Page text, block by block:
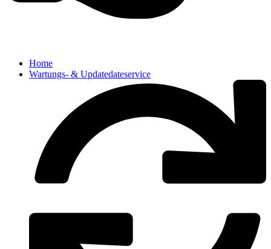
Home
Wartungs- & Updatedateservice